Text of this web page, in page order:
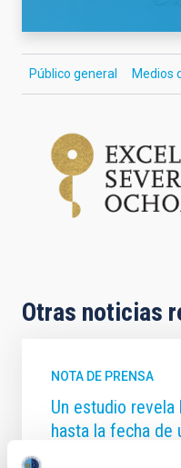
Público general Medios
Otras noticias
NOTA DE PRENSA
Un estudio
hasta la fecha de